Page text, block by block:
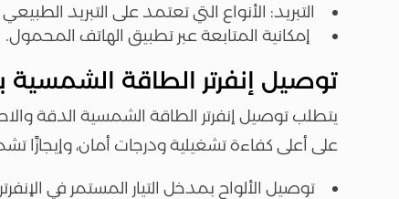
التبريد: الأنواع التي تعتمد على التبريد
إمكانية المتابعة عبر تطبيق الهاتف المحمول.
توصيل إنفرتر الطاقة الشمسية
يتطلب توصيل إنفرتر الطاقة الشمسية الدقة
على أعلى كفاءة تشغيلية ودرجات أمان، وإيجازًا
توصيل الألواح بمدخل التيار المستمر في